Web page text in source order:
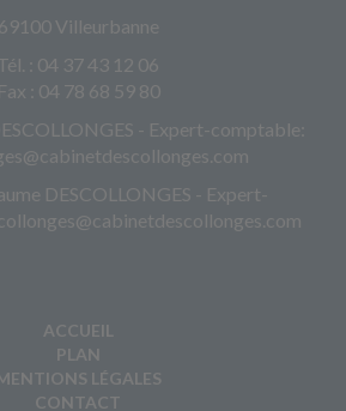
69100 Villeurbanne
: 04 37 43 12 06
Fax : 04 78 68 59 80
- Expert-comptable:
DESCOLLONGES - Expert-
ACCUEIL
PLAN
LÉGALES
CONTACT